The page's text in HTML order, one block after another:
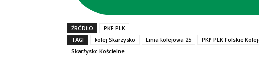
ŹRÓDŁO
PKP PLK
TAGI
kolej Skarżysko Linia kolejowa 25 PKP PLK Polskie
Skarżysko Kościelne